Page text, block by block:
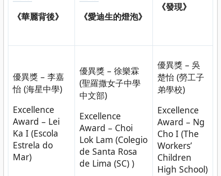
《華麗背後》 《愛迪生的燈泡》
《發現》
優異獎 – 李嘉
怡 (海星中學)
Excellence
Award – Lei
Ka I (Escola
Estrela do
Mar)
優異獎 – 徐樂霖
(聖羅撒女子中學
中文部)
Excellence
Award – Choi
Lok Lam (Colegio
de Santa Rosa
de Lima (SC) )
優異獎 – 吳
楚怡 (勞工子
弟學校)
Excellence
Award – Ng
Cho I (The
Workers’
Children
High School)